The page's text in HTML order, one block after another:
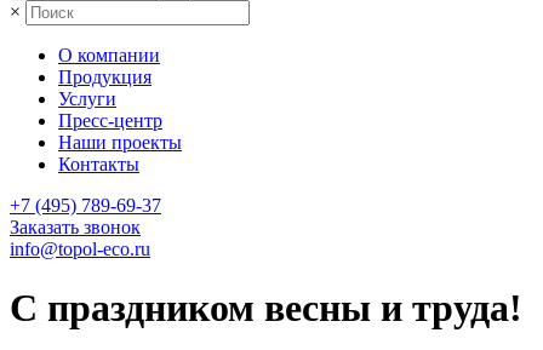
×
О компании
Продукция
Услуги
Пресс-центр
Наши проекты
Контакты
+7 (495) 789-69-37
Заказать звонок
info@topol-eco.ru
C праздником весны и труда!